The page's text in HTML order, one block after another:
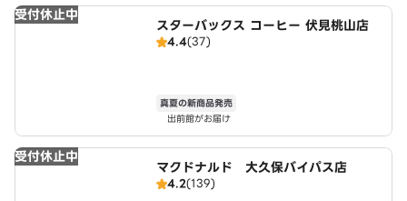
受付休止中
スターバックス コーヒー 伏見桃山店
4.4(37)
真夏の新商品発売
出前館がお届け
受付休止中
マクドナルド 大久保バイパス店
4.2(139)